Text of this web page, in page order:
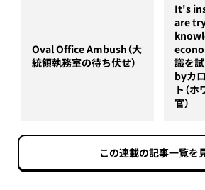
Oval Office Ambush（大
統領執務室の待ち伏せ）
It's
are
識を
byカ
ト（
官）
この連載の記事一覧を